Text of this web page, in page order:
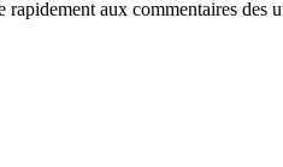
aux commentaires des